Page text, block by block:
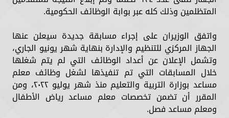
المتظلمين وذلك كله عبر بوابة الوظائف الحكومية.
واتفق الوزيران على إجراء مسابقة جديدة سيعلن عنها
الجهاز المركزي للتنظيم والإدارة بنهاية شهر يونيو الجاري،
وتشمل الإعلان عن أعداد الوظائف التي لم يتم شغلها
خلال المسابقات التي تم تنفيذها لشغل وظائف معلم
مساعد بوزارة التربية والتعليم منذ شهر يوليو ٢٠٢٢، ومن
المقرر أن تضمن تخصصات معلم مساعد رياض الأطفال
ومعلم مساعد فصل.